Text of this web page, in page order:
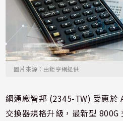
圖片來源：由鉅亨網提供
網通廠智邦 (2345-TW) 受惠於
交換器規格升級，最新型 800G